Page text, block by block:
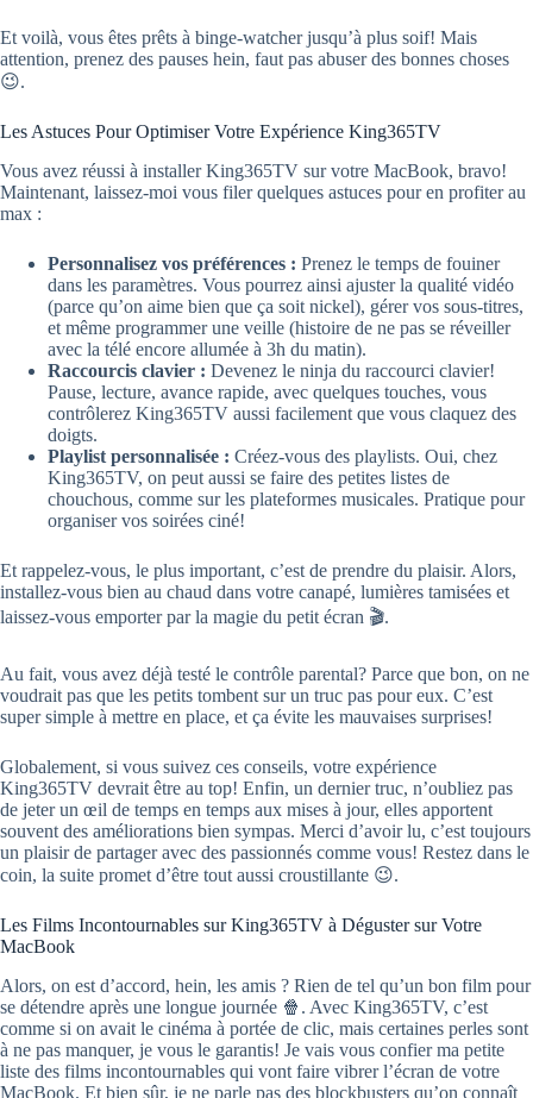
Et voilà, vous êtes prêts à binge-watcher jusqu’à plus soif! Mais
attention, prenez des pauses hein, faut pas abuser des bonnes choses
😉.
Les Astuces Pour Optimiser Votre Expérience King365TV
Vous avez réussi à installer King365TV sur votre MacBook, bravo!
Maintenant, laissez-moi vous filer quelques astuces pour en profiter au
max :
Personnalisez vos préférences : Prenez le temps de fouiner
dans les paramètres. Vous pourrez ainsi ajuster la qualité vidéo
(parce qu’on aime bien que ça soit nickel), gérer vos sous-titres,
et même programmer une veille (histoire de ne pas se réveiller
avec la télé encore allumée à 3h du matin).
Raccourcis clavier : Devenez le ninja du raccourci clavier!
Pause, lecture, avance rapide, avec quelques touches, vous
contrôlerez King365TV aussi facilement que vous claquez des
doigts.
Playlist personnalisée : Créez-vous des playlists. Oui, chez
King365TV, on peut aussi se faire des petites listes de
chouchous, comme sur les plateformes musicales. Pratique pour
organiser vos soirées ciné!
Et rappelez-vous, le plus important, c’est de prendre du plaisir. Alors,
installez-vous bien au chaud dans votre canapé, lumières tamisées et
laissez-vous emporter par la magie du petit écran 🎬.
Au fait, vous avez déjà testé le contrôle parental? Parce que bon, on ne
voudrait pas que les petits tombent sur un truc pas pour eux. C’est
super simple à mettre en place, et ça évite les mauvaises surprises!
Globalement, si vous suivez ces conseils, votre expérience
King365TV devrait être au top! Enfin, un dernier truc, n’oubliez pas
de jeter un œil de temps en temps aux mises à jour, elles apportent
souvent des améliorations bien sympas. Merci d’avoir lu, c’est toujours
un plaisir de partager avec des passionnés comme vous! Restez dans le
coin, la suite promet d’être tout aussi croustillante 😉.
Les Films Incontournables sur King365TV à Déguster sur Votre
MacBook
Alors, on est d’accord, hein, les amis ? Rien de tel qu’un bon film pour
se détendre après une longue journée 🍿. Avec King365TV, c’est
comme si on avait le cinéma à portée de clic, mais certaines perles sont
à ne pas manquer, je vous le garantis! Je vais vous confier ma petite
liste des films incontournables qui vont faire vibrer l’écran de votre
MacBook. Et bien sûr, je ne parle pas des blockbusters qu’on connaît